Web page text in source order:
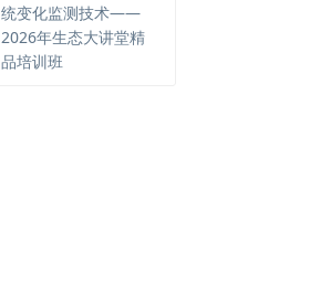
统变化监测技术——
2026年生态大讲堂精
品培训班